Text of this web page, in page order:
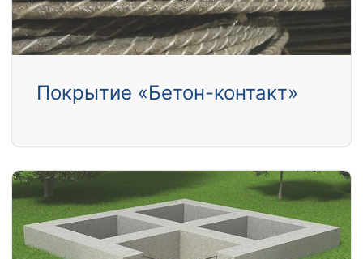
Покрытие «Бетон-контакт»